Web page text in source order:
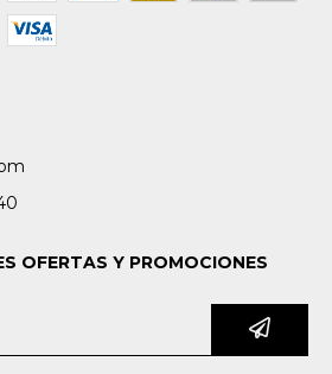
OFERTAS Y PROMOCIONES